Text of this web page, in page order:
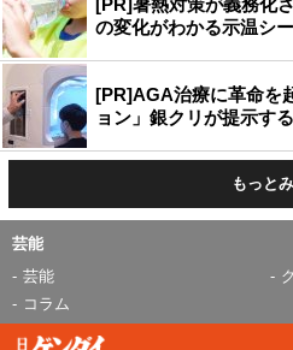
[PR]暑熱対策が義務化
の変化がわかる示温シ
[PR]AGA治療に革命を
ョン」銀クリが提示す
もっと
芸能
芸能
コラム